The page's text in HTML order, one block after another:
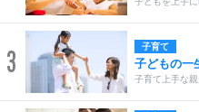
3 子育て
子どもの一
子育て上手な